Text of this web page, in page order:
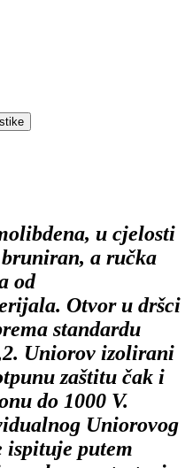
u cjelosti
a ručka
od
Otvor u dršci
standardu
Uniorov izolirani
zaštitu čak i
do 1000 V.
Uniorovog
ispituje putem